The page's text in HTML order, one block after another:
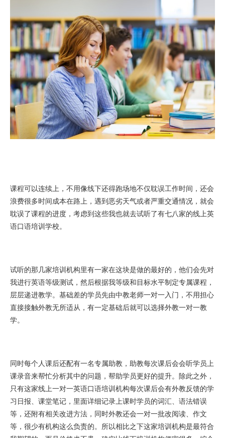
课程可以连续上，不用像线下还得跑场地不仅耽误工作时间，还会
浪费很多时间成本在路上，遇到恶劣天气或者严重交通情况，就会
耽误了课程的进度，考虑到这些我也就去试听了有七八家的线上英
语口语培训学校。
试听的那几家培训机构里有一家在这块是做的最好的，他们会先对
我进行英语等级测试，然后根据我等级和目标水平制定专属课程，
层层递进教学。基础差的学员先由中教老师一对一入门，不用担心
直接接触外教无所适从，有一定基础后就可以选择外教一对一教
学。
同时每个人课后还配有一名专属助教，助教每次课后会会听学员上
课录音来帮忙分析其中的问题，帮助学员更好的提升。除此之外，
只有这家线上一对一英语口语培训机构每次课后会有外教反馈的学
习日报、课堂笔记，里面详细记录上课时学员的词汇、语法错误
等，还附有相关改进方法，同时外教还会一对一批改阅读、作文
等，很少有机构这么负责的。所以相比之下这家培训机构是最符合